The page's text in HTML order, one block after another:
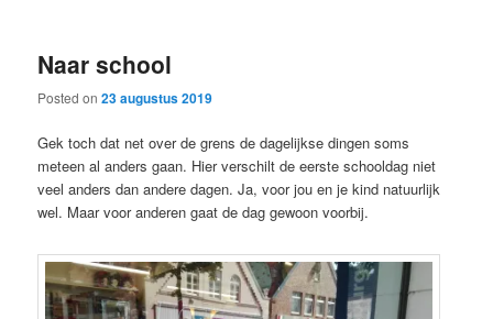
content
content
Naar school
Posted on23 augustus 2019
Gek toch dat net over de grens de dagelijkse dingen soms
meteen al anders gaan. Hier verschilt de eerste schooldag niet
veel anders dan andere dagen. Ja, voor jou en je kind natuurlijk
wel. Maar voor anderen gaat de dag gewoon voorbij.